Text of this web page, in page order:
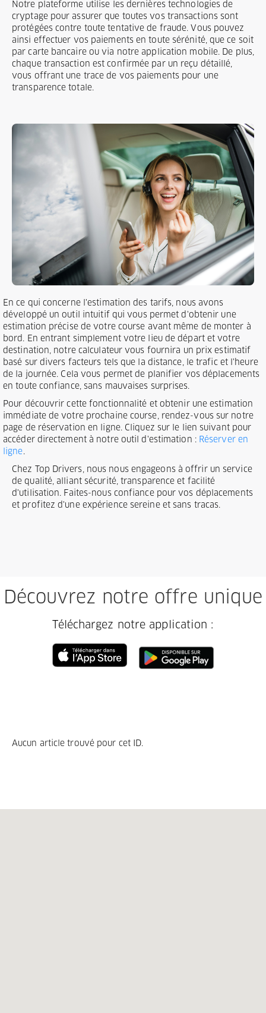
Notre plateforme utilise les dernières technologies de
cryptage pour assurer que toutes vos transactions sont
protégées contre toute tentative de fraude. Vous pouvez
ainsi effectuer vos paiements en toute sérénité, que ce soit
par carte bancaire ou via notre application mobile. De plus,
chaque transaction est confirmée par un reçu détaillé,
vous offrant une trace de vos paiements pour une
transparence totale.
En ce qui concerne l'estimation des tarifs, nous avons
développé un outil intuitif qui vous permet d'obtenir une
estimation précise de votre course avant même de monter à
bord. En entrant simplement votre lieu de départ et votre
destination, notre calculateur vous fournira un prix estimatif
basé sur divers facteurs tels que la distance, le trafic et l'heure
de la journée. Cela vous permet de planifier vos déplacements
en toute confiance, sans mauvaises surprises.
Pour découvrir cette fonctionnalité et obtenir une estimation
immédiate de votre prochaine course, rendez-vous sur notre
page de réservation en ligne. Cliquez sur le lien suivant pour
accéder directement à notre outil d'estimation : Réserver en
ligne.
Chez Top Drivers, nous nous engageons à offrir un service
de qualité, alliant sécurité, transparence et facilité
d'utilisation. Faites-nous confiance pour vos déplacements
et profitez d'une expérience sereine et sans tracas.
Découvrez notre offre unique
Téléchargez notre application :
Aucun article trouvé pour cet ID.